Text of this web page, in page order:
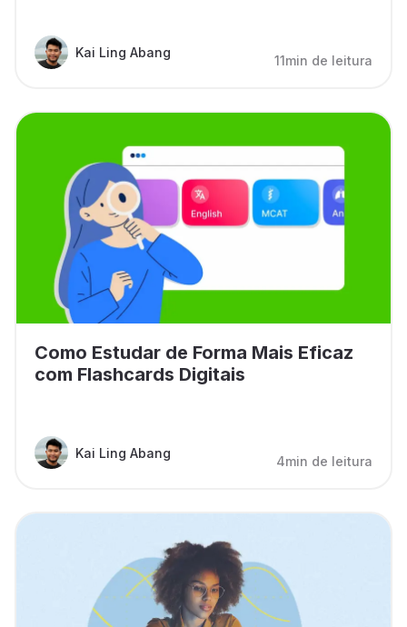
Kai Ling Abang
11min de leitura
Como Estudar de Forma Mais Eficaz
com Flashcards Digitais
Kai Ling Abang
4min de leitura